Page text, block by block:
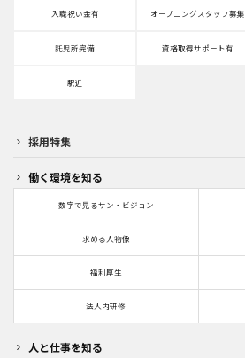
入職祝い金有 オープニングスタッフ募集
託児所完備 資格取得サポート有
駅近
採用特集
働く環境を知る
数字で見るサン・ビジョン
求める人物像
福利厚生
法人内研修
人と仕事を知る